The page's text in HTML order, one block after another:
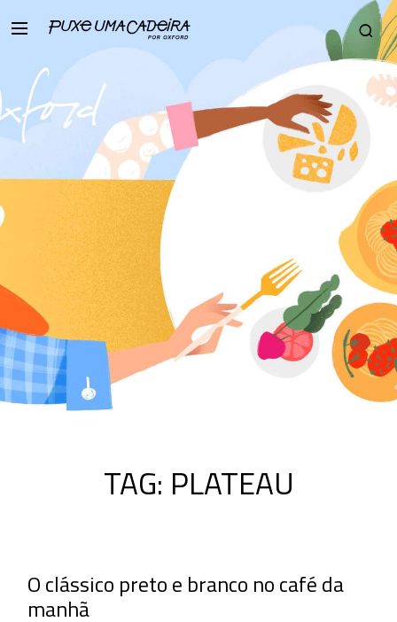
TAG: PLATEAU
O clássico preto e branco no café da
manhã